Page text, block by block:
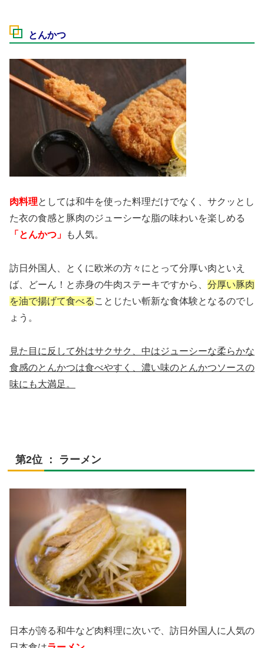
とんかつ
肉料理としては和牛を使った料理だけでなく、サクッとし
た衣の食感と豚肉のジューシーな脂の味わいを楽しめる
「とんかつ」
も人気。
訪日外国人、とくに欧米の方々にとって分厚い肉といえ
ば、どーん！と赤身の牛肉ステーキですから、 分厚い豚肉
を油で揚げて食べる ことじたい斬新な食体験となるのでし
ょう。
見た目に反して外はサクサク、中はジューシーな柔らかな
食感のとんかつは食べやすく、濃い味のとんかつソースの
味にも大満足。
第2位 ： ラーメン
日本が誇る和牛など肉料理に次いで、訪日外国人に人気の